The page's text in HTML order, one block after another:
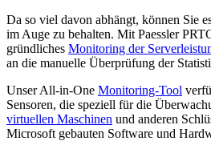
Da so viel davon abhängt, können Sie
im Auge zu behalten. Mit Paessler
gründliches Monitoring der
an die manuelle Überprüfung der
Unser All-in-One Monitoring-Tool
Sensoren, die speziell für die
virtuellen Maschinen und anderen
Microsoft gebauten Software und